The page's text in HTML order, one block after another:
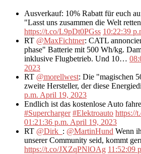
Ausverkauf: 10% Rabatt für euch
"Lasst uns zusammen die Welt
https://t.co/L9pDt0PGss 10:22:39
RT @MaxFichtner: CATL
phase" Batterie mit 500 Wh/kg.
inklusive Flugbetrieb. Und 10…
2023
RT @morellwest: Die "magischen
zweite Hersteller, der diese
p.m. April 19, 2023
Endlich ist das kostenlose Auto
#Supercharger #Elektroauto https://
01:21:36 p.m. April 19, 2023
RT @Dirk_ : @MartinHund Wenn
unserer Community seid, kommt
https://t.co/JXZqPNlOAg 11:52:09